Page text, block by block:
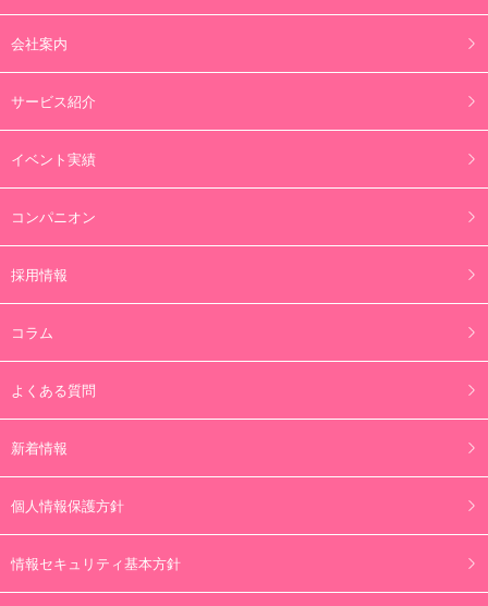
会社案内
サービス紹介
イベント実績
コンパニオン
採用情報
コラム
よくある質問
新着情報
個人情報保護方針
情報セキュリティ基本方針